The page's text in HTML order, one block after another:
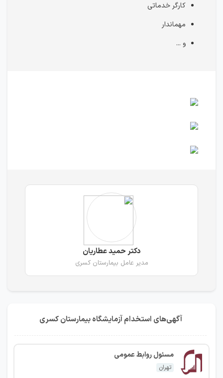
کارگر خدماتی
مهماندار
و ...
دکتر حمید عطاریان
مدیر عامل بیمارستان کسری
آگهی‌های استخدام آزمایشگاه بیمارستان کسری
مسئول روابط عمومی
تهران